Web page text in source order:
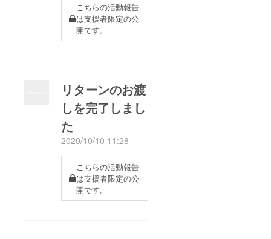
こちらの活動報告
は支援者限定の公
開です。
リターンのお渡
しを完了しまし
た
2020/10/10 11:28
こちらの活動報告
は支援者限定の公
開です。